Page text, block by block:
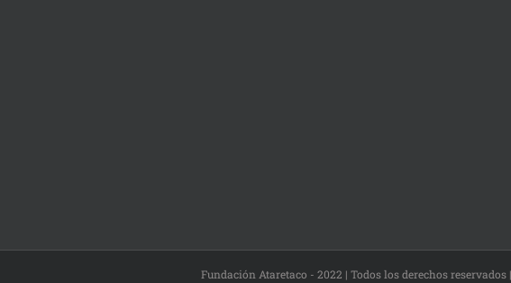
Fundación Ataretaco - 2022 | Todos los derechos reservados |